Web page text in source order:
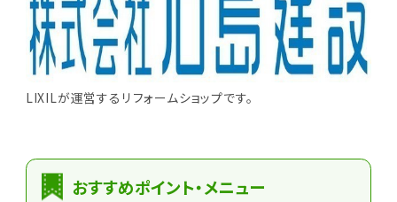
LIXILが運営するリフォームショップです。
おすすめポイント・メニュー